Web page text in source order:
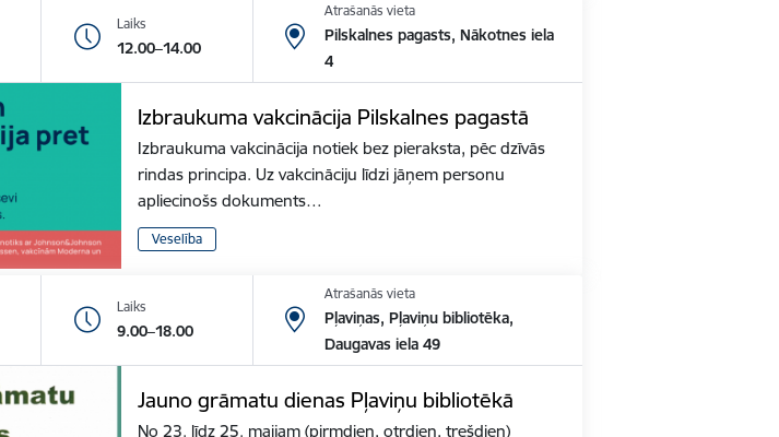
Laiks
12.00–14.00
Atrašanās vieta
Pilskalnes pagasts, Nākotnes iela
4
Izbraukuma vakcinācija Pilskalnes pagastā
Izbraukuma vakcinācija notiek bez pieraksta, pēc dzīvās
rindas principa. Uz vakcināciju līdzi jāņem personu
apliecinošs dokuments…
Veselība
Laiks
9.00–18.00
Atrašanās vieta
Pļaviņas, Pļaviņu bibliotēka,
Daugavas iela 49
Jauno grāmatu dienas Pļaviņu bibliotēkā
No 23. līdz 25. maijam (pirmdien, otrdien, trešdien)